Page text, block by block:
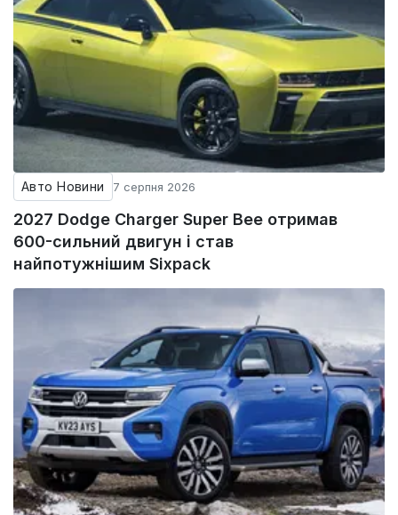
Авто Новини 7 серпня 2026
2027 Dodge Charger Super Bee отримав
600-сильний двигун і став
найпотужнішим Sixpack